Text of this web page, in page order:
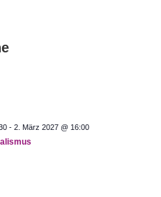
- 2. März 2027 @ 16:00